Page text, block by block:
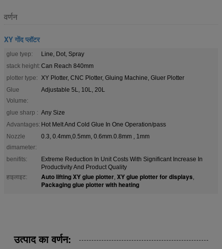
वर्णन
XY गोंद प्लॉटर
glue tyep:
Line, Dot, Spray
stack height: Can Reach 840mm
plotter type: XY Plotter, CNC Plotter, Gluing Machine, Gluer Plotter
Glue
Volume:
Adjustable 5L, 10L, 20L
glue sharp : Any Size
Advantages: Hot Melt And Cold Glue In One Operation/pass
Nozzle
dimameter:
0.3, 0.4mm,0.5mm, 0.6mm.0.8mm , 1mm
benifits:
Extreme Reduction In Unit Costs With Significant Increase In
Productivity And Product Quality
हाइलाइट:
Auto lifting XY glue plotter, XY glue plotter for displays,
Packaging glue plotter with heating
उत्पाद का वर्णन: